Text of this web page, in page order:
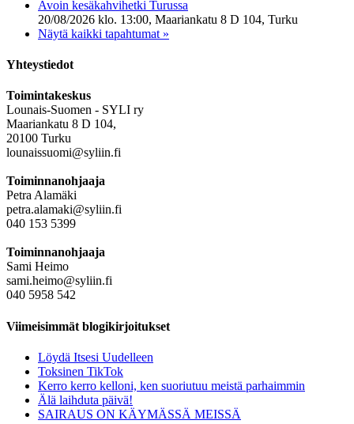
Avoin kesäkahvihetki Turussa
20/08/2026 klo. 13:00, Maariankatu 8 D 104, Turku
Näytä kaikki tapahtumat »
Yhteystiedot
Toimintakeskus
Lounais-Suomen - SYLI ry
Maariankatu 8 D 104,
20100 Turku
lounaissuomi@syliin.fi
Toiminnanohjaaja
Petra Alamäki
petra.alamaki@syliin.fi
040 153 5399
Toiminnanohjaaja
Sami Heimo
sami.heimo@syliin.fi
040 5958 542
Viimeisimmät blogikirjoitukset
Löydä Itsesi Uudelleen
Toksinen TikTok
Kerro kerro kelloni, ken suoriutuu meistä parhaimmin
Älä laihduta päivä!
SAIRAUS ON KÄYMÄSSÄ MEISSÄ